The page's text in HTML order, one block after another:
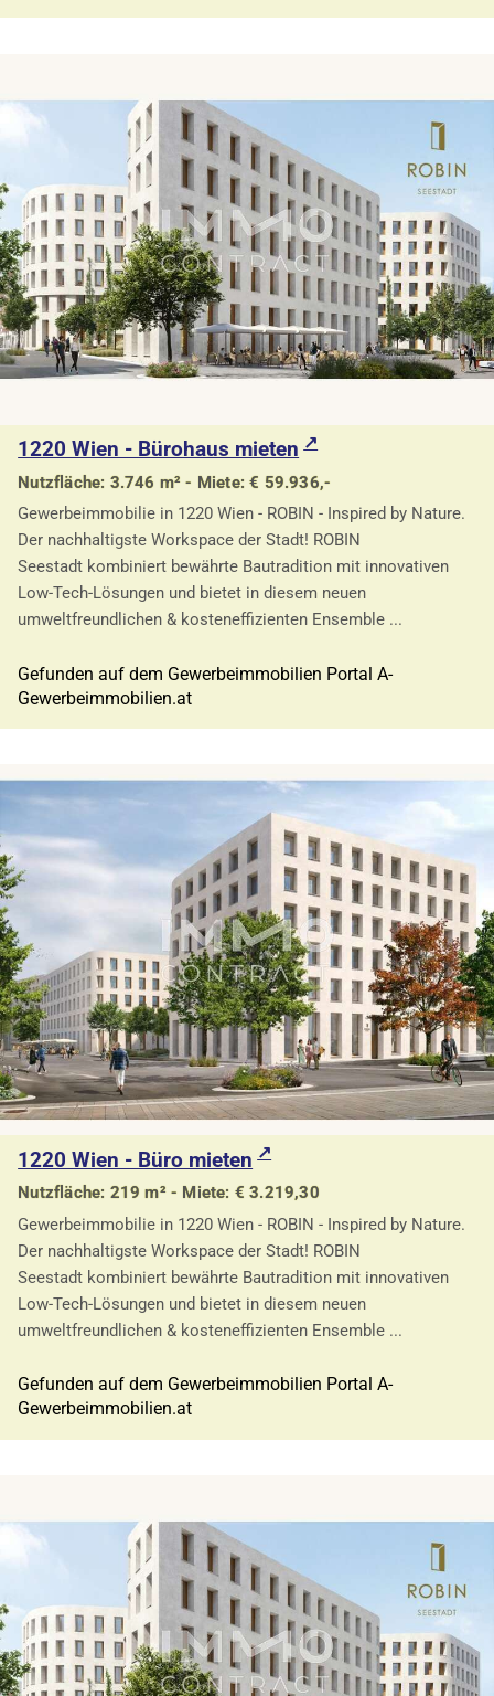
1220 Wien - Bürohaus mieten
Nutzfläche: 3.746 m² - Miete: € 59.936,-
Gewerbeimmobilie in 1220 Wien - ROBIN - Inspired by Nature.
Der nachhaltigste Workspace der Stadt! ROBIN
Seestadt kombiniert bewährte Bautradition mit innovativen
Low-Tech-Lösungen und bietet in diesem neuen
umweltfreundlichen & kosteneffizienten Ensemble ...
Gefunden auf dem Gewerbeimmobilien Portal A-
Gewerbeimmobilien.at
1220 Wien - Büro mieten
Nutzfläche: 219 m² - Miete: € 3.219,30
Gewerbeimmobilie in 1220 Wien - ROBIN - Inspired by Nature.
Der nachhaltigste Workspace der Stadt! ROBIN
Seestadt kombiniert bewährte Bautradition mit innovativen
Low-Tech-Lösungen und bietet in diesem neuen
umweltfreundlichen & kosteneffizienten Ensemble ...
Gefunden auf dem Gewerbeimmobilien Portal A-
Gewerbeimmobilien.at